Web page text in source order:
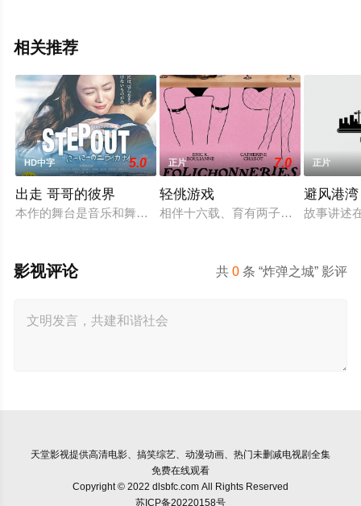
相关推荐
HD中字 5.0
出走 哥哥的彼界
本作的舞台是音乐和舞蹈融入生活的冲绳。与母亲朱音、妹妹
正片 7.0
轻佻游戏
相伴十六载、育有两子的弗朗索瓦
正片
避风港湾
故事讲述
共0 条 “炸弹之城” 影评
影视评论
天堂影视提供高清电影、搞笑综艺、动漫动画、热门未删减电视剧全集
免费在线观看
Copyright © 2022 dlsbfc.com All Rights Reserved
苏ICP备20220158号